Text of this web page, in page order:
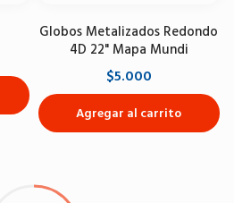
Globos Metalizados Redondo
4D 22" Mapa Mundi
$5.000
Agregar al carrito